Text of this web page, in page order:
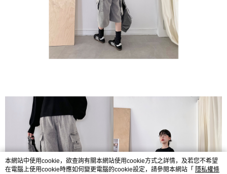
本網站中使用cookie，欲查詢有關本網站使用cookie方式之詳情，及若您不希望
在電腦上使用cookie時應如何變更電腦的cookie設定，請參閱本網站「 隱私權條